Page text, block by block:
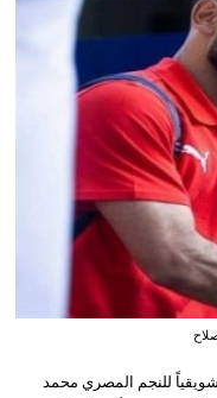
للنجم المصري محمد